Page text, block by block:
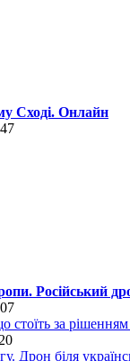
Сході. Онлайн
Російський
стоїть за
Дрон біля